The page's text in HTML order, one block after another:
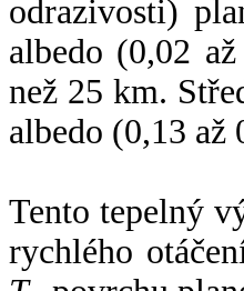
odrazivosti)
albedo (0,02
než 25 km.
albedo (0,13 až
Tento tepelný
rychlého